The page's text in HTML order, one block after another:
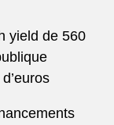
yield de 560